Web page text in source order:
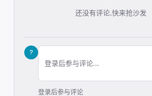
还没有评论,快来抢沙发
?
登录后参与评论...
登录后参与评论